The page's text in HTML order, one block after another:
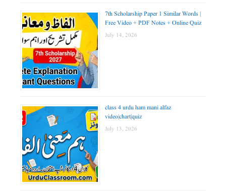
7th Scholarship Paper 1 Similar Words |
Free Video + PDF Notes + Online Quiz
July 14, 2026
class 4 urdu ham mani alfaz
video|chart|quiz
July 13, 2026